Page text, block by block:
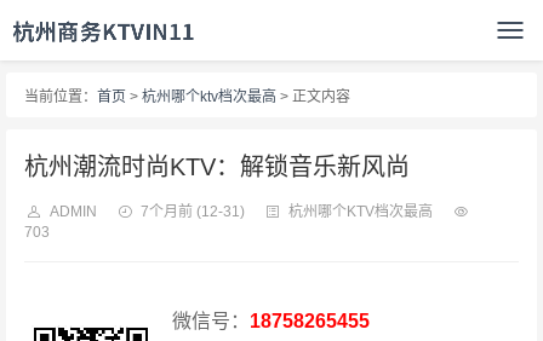
当前位置： 首页 > 杭州哪个ktv档次最高 > 正文内容
杭州潮流时尚KTV：解锁音乐新风尚
ADMIN 7个月前 (12-31)
杭州哪个KTV档次最高
703
微信号： 18758265455